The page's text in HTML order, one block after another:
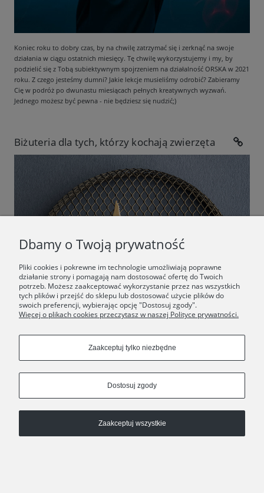
Koniec roku to dobry czas, by na chwilę zatrzymać się i zerknąć na swoje
działania w ciągu ostatnich miesięcy. Tę chwilę wykorzystujemy i my, by
podzielić się z Tobą subiektywnym spojrzeniem na działalność ORSKA w 2021
roku. Z czego jesteśmy dumni? Jakie lekcje musieliśmy odrobić? Zabieramy
Cię w podróż po dwunastu miesiącach pełnych kreatywnych wyzwań.
Jednego możesz być pewna - nie będziesz się nudzić;)
Biżuteria dla tych, którzy kochają zwierzęta
nawiązujące, są głęboko zakorzenione w tożsamości marki. Dziś zabieramy
Cię w podróż po kolekcjach i wzorach inspirowanych fauną. Jeśli jesteś fanem
Dbamy o Twoją prywatność
Pliki cookies i pokrewne im technologie umożliwiają poprawne
działanie strony i pomagają nam dostosować ofertę do Twoich
potrzeb. Możesz zaakceptować wykorzystanie przez nas wszystkich
tych plików i przejść do sklepu lub dostosować użycie plików do
swoich preferencji, wybierając opcję "Dostosuj zgody".
Więcej o plikach cookies przeczytasz w naszej Polityce prywatności.
Zaakceptuj tylko niezbędne
Dostosuj zgody
Zaakceptuj wszystkie